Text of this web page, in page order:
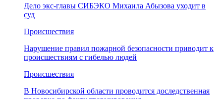
Дело экс-главы СИБЭКО Михаила Абызова уходит в
суд
Происшествия
Нарушение правил пожарной безопасности приводит к
происшествиям с гибелью людей
Происшествия
В Новосибирской области проводится доследственная